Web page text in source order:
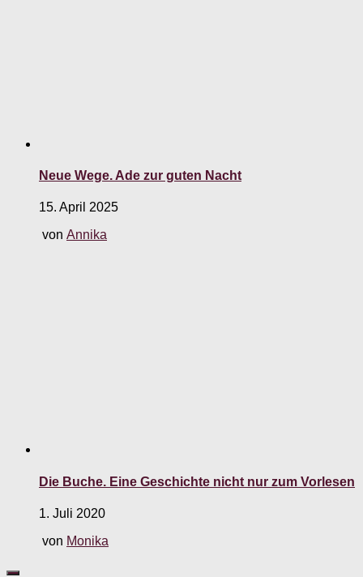
Neue Wege. Ade zur guten Nacht
15. April 2025
von Annika
Die Buche. Eine Geschichte nicht nur zum Vorlesen
1. Juli 2020
von Monika